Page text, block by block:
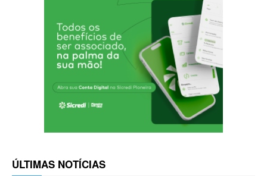
ÚLTIMAS NOTÍCIAS